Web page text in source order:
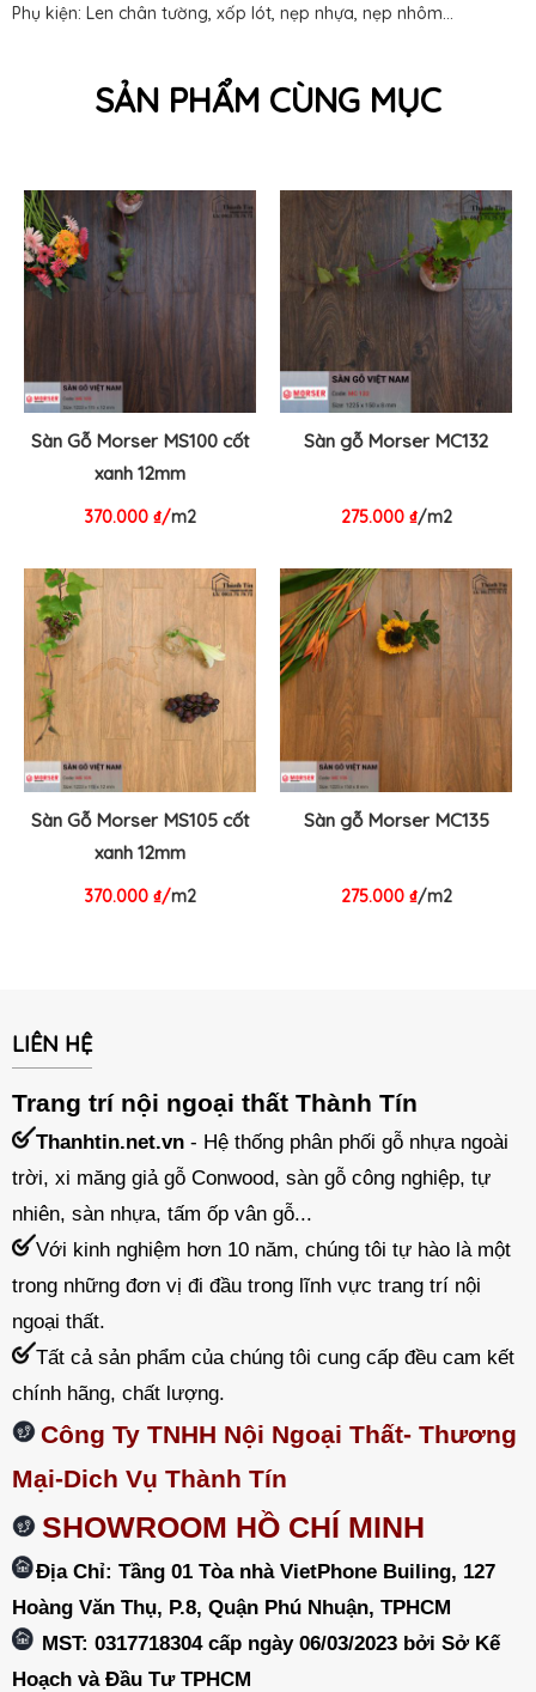
Phụ kiện: Len chân tường, xốp lót, nẹp nhựa, nẹp nhôm…
SẢN PHẨM CÙNG MỤC
Sàn Gỗ Morser MS100 cốt
xanh 12mm
370.000 ₫/m2
Sàn gỗ Morser MC132
275.000 ₫/m2
Sàn Gỗ Morser MS105 cốt
xanh 12mm
370.000 ₫/m2
Sàn gỗ Morser MC135
275.000 ₫/m2
LIÊN HỆ
Trang trí nội ngoại thất Thành Tín
Thanhtin.net.vn - Hệ thống phân phối gỗ nhựa ngoài
trời, xi măng giả gỗ Conwood, sàn gỗ công nghiệp, tự
nhiên, sàn nhựa, tấm ốp vân gỗ...
Với kinh nghiệm hơn 10 năm, chúng tôi tự hào là một
trong những đơn vị đi đầu trong lĩnh vực trang trí nội
ngoại thất.
Tất cả sản phẩm của chúng tôi cung cấp đều cam kết
chính hãng, chất lượng.
Công Ty TNHH Nội Ngoại Thất- Thương
Mại-Dich Vụ Thành Tín
SHOWROOM HỒ CHÍ MINH
Địa Chỉ: Tầng 01 Tòa nhà VietPhone Builing, 127
Hoàng Văn Thụ, P.8, Quận Phú Nhuận, TPHCM
MST: 0317718304 cấp ngày 06/03/2023 bởi Sở Kế
Hoạch và Đầu Tư TPHCM